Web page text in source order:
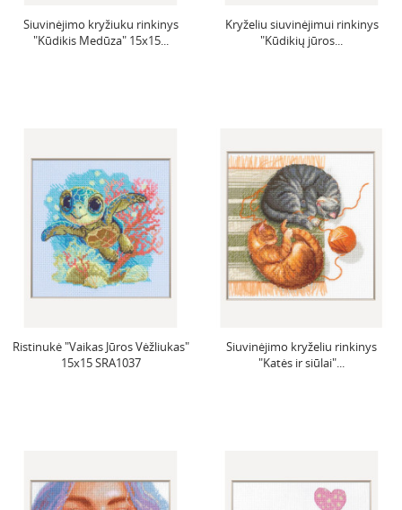
Siuvinėjimo kryžiuku rinkinys
"Kūdikis Medūza" 15x15...
Kryželiu siuvinėjimui rinkinys
"Kūdikių jūros...
Ristinukė "Vaikas Jūros Vėžliukas"
15x15 SRA1037
Siuvinėjimo kryželiu rinkinys
"Katės ir siūlai"...